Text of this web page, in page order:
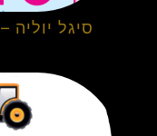
סיגל